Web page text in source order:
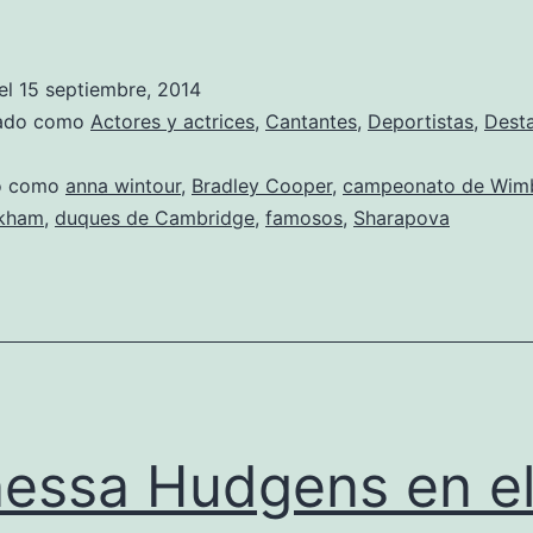
15 septiembre, 2014
como Actores y actrices, Cantantes, Deportistas,
como anna wintour, Bradley Cooper, campeonato de
, duques de Cambridge, famosos, Sharapova
Hudgens en el